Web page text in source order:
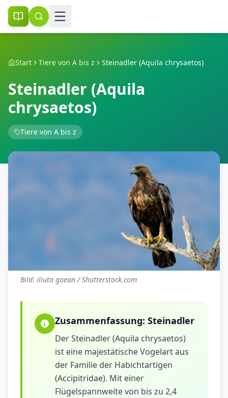
Start Tiere von A bis z Steinadler (Aquila chrysaetos)
Steinadler (Aquila
chrysaetos)
Tiere von A bis z
Bild: iliuta goean / Shutterstock.com
Zusammenfassung: Steinadler
Der Steinadler (Aquila chrysaetos)
ist eine majestätische Vogelart aus
der Familie der Habichtartigen
(Accipitridae). Mit einer
Flügelspannweite von bis zu 2,4